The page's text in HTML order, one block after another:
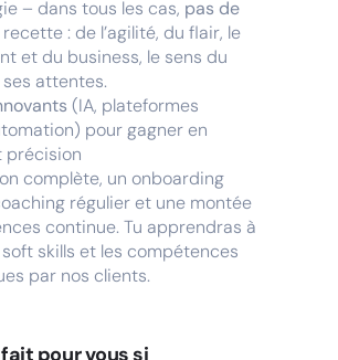
– dans tous les cas, pas de
recette : de l’agilité, du flair, le
et du business, le sens du
attentes.
(IA, plateformes
pour gagner en
précision
complète, un onboarding
régulier et une montée
continue. Tu apprendras à
skills et les compétences
par nos clients.
pour vous si